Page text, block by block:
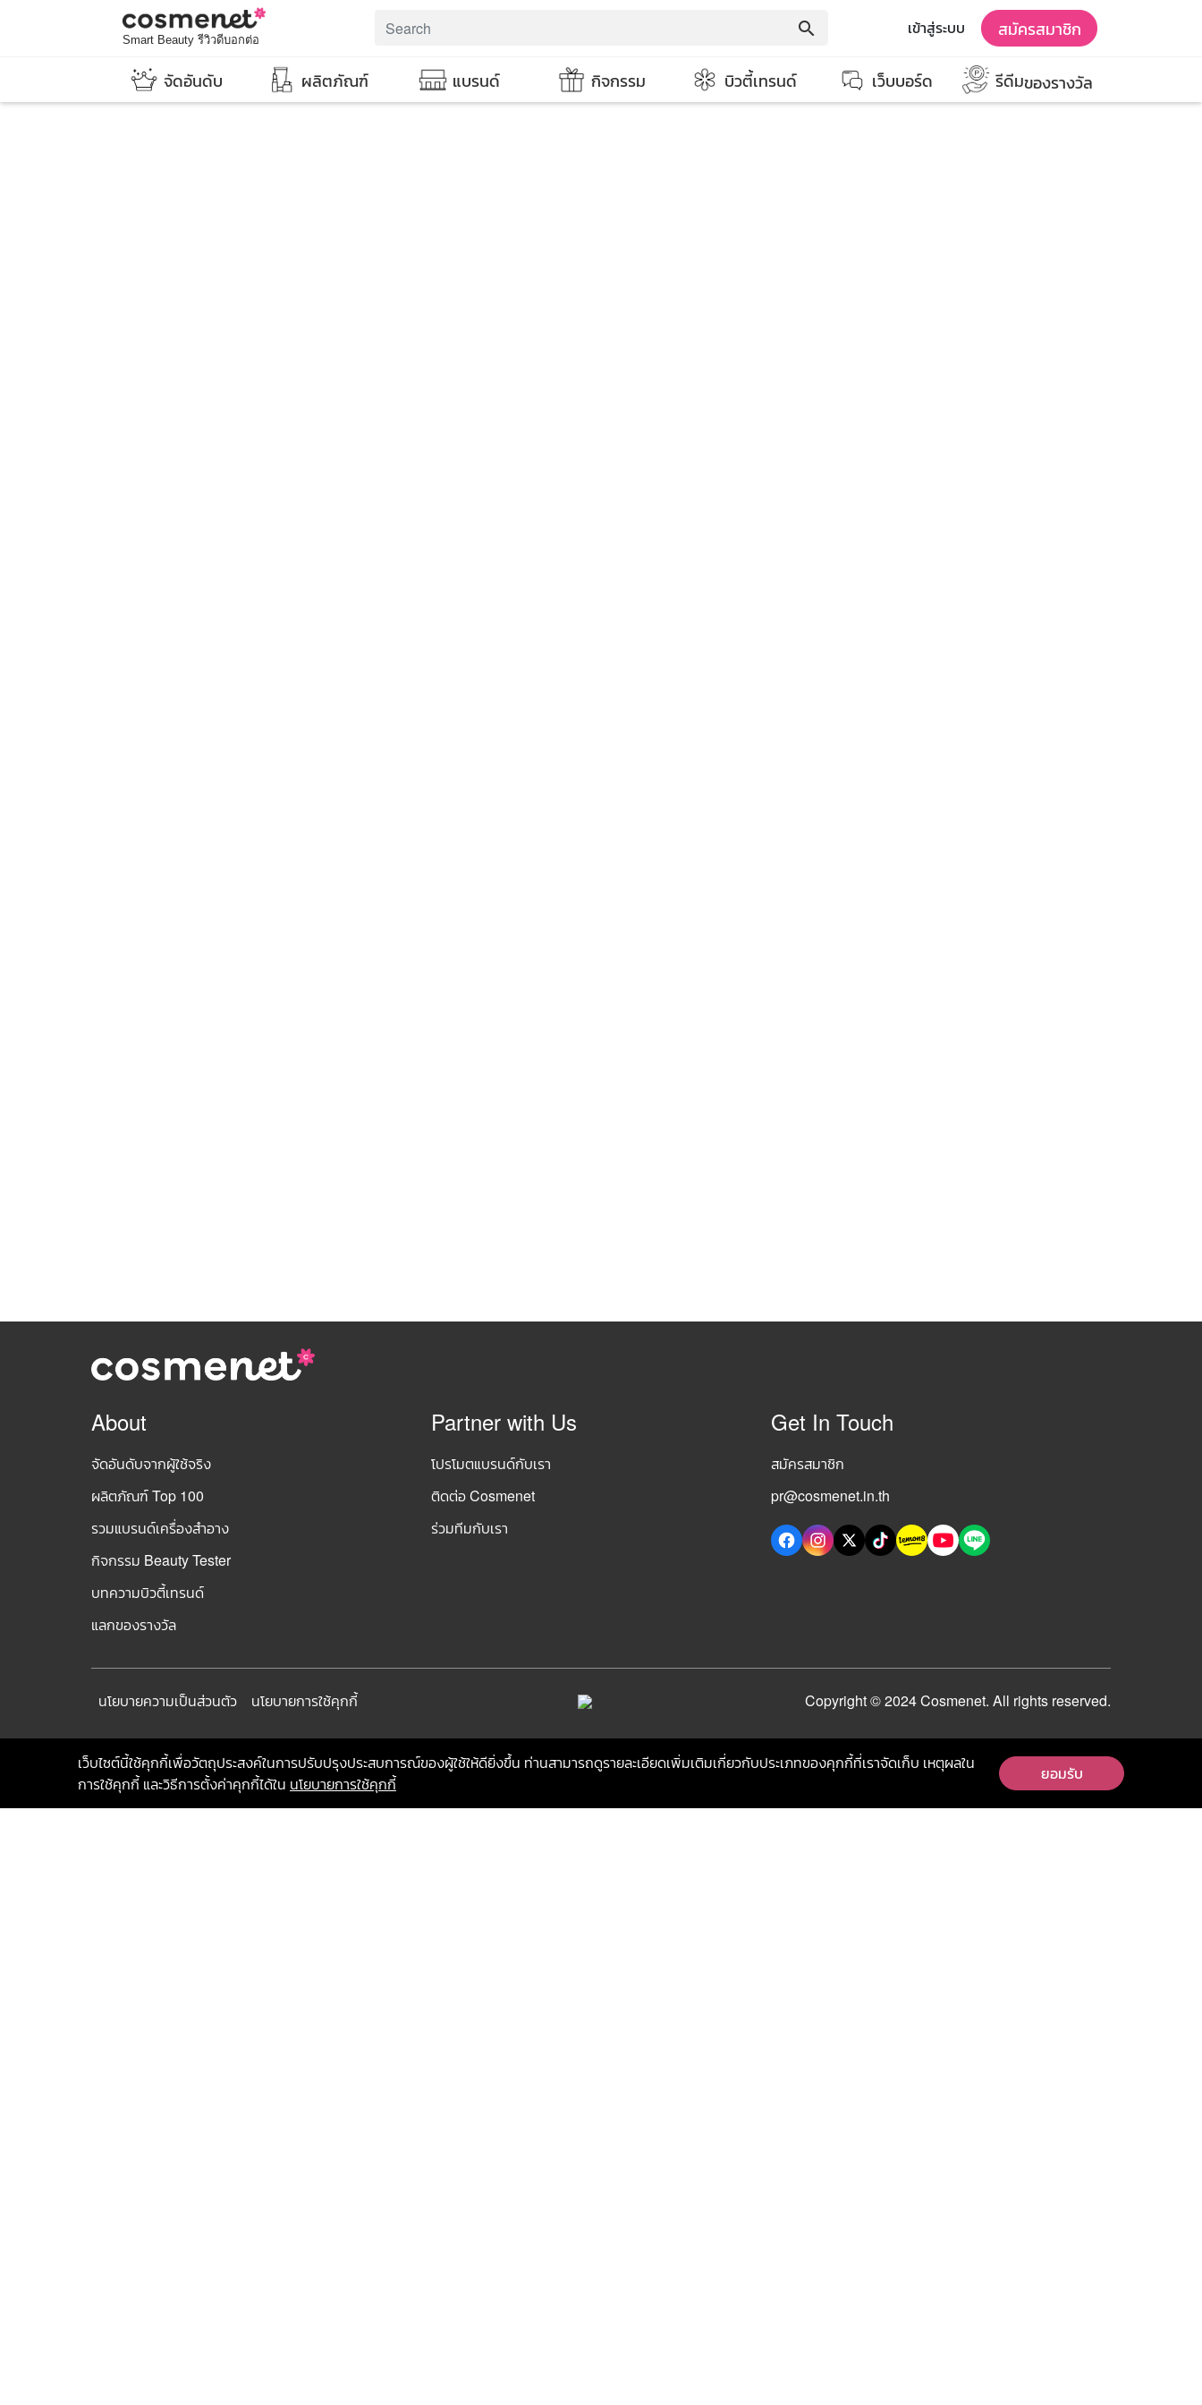
Smart Beauty รีวิวดีบอกต่อ
search เข้าสู่ระบบ สมัครสมาชิก
จัดอันดับ ผลิตภัณฑ์ แบรนด์ กิจกรรม บิวตี้เทรนด์ เว็บบอร์ด รีดีมของรางวัล
About
จัดอันดับจากผู้ใช้จริง
ผลิตภัณฑ์ Top 100
รวมแบรนด์เครื่องสำอาง
กิจกรรม Beauty Tester
บทความบิวตี้เทรนด์
แลกของรางวัล
Partner with Us
โปรโมตแบรนด์กับเรา
ติดต่อ Cosmenet
ร่วมทีมกับเรา
Get In Touch
สมัครสมาชิก
pr@cosmenet.in.th
นโยบายความเป็นส่วนตัว นโยบายการใช้คุกกี้ Copyright © 2024 Cosmenet. All rights reserved.
เว็บไซต์นี้ใช้คุกกี้เพื่อวัตถุประสงค์ในการปรับปรุงประสบการณ์ของผู้ใช้ให้ดียิ่งขึ้น ท่านสามารถดูรายละเอียดเพิ่มเติมเกี่ยวกับประเภทของคุกกี้ที่เราจัดเก็บ เหตุผลใน
การใช้คุกกี้ และวิธีการตั้งค่าคุกกี้ได้ใน นโยบายการใช้คุกกี้
ยอมรับ